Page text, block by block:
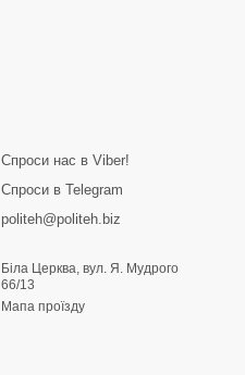
Спроси нас в Viber!
Спроси в Telegram
politeh@politeh.biz
Біла Церква, вул. Я. Мудрого
66/13
Мапа проїзду